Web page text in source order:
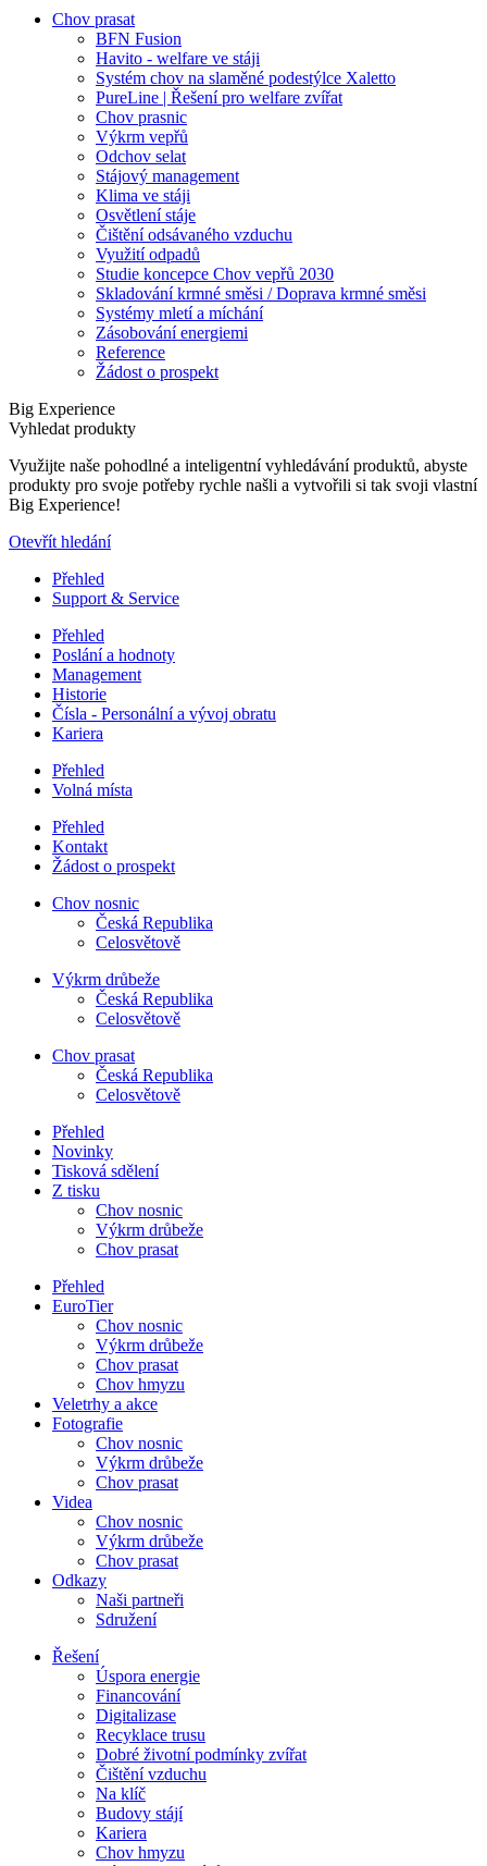
Chov prasat
BFN Fusion
Havito - welfare ve stáji
Systém chov na slaměné podestýlce Xaletto
PureLine | Řešení pro welfare zvířat
Chov prasnic
Výkrm vepřů
Odchov selat
Stájový management
Klima ve stáji
Osvětlení stáje
Čištění odsávaného vzduchu
Využití odpadů
Studie koncepce Chov vepřů 2030
Skladování krmné směsi / Doprava krmné směsi
Systémy mletí a míchání
Zásobování energiemi
Reference
Žádost o prospekt
Big Experience
Vyhledat produkty
Využijte naše pohodlné a inteligentní vyhledávání produktů, abyste
produkty pro svoje potřeby rychle našli a vytvořili si tak svoji vlastní
Big Experience!
Otevřít hledání
Přehled
Support & Service
Přehled
Poslání a hodnoty
Management
Historie
Čísla - Personální a vývoj obratu
Kariera
Přehled
Volná místa
Přehled
Kontakt
Žádost o prospekt
Chov nosnic
Česká Republika
Celosvětově
Výkrm drůbeže
Česká Republika
Celosvětově
Chov prasat
Česká Republika
Celosvětově
Přehled
Novinky
Tisková sdělení
Z tisku
Chov nosnic
Výkrm drůbeže
Chov prasat
Přehled
EuroTier
Chov nosnic
Výkrm drůbeže
Chov prasat
Chov hmyzu
Veletrhy a akce
Fotografie
Chov nosnic
Výkrm drůbeže
Chov prasat
Videa
Chov nosnic
Výkrm drůbeže
Chov prasat
Odkazy
Naši partneři
Sdružení
Řešení
Úspora energie
Financování
Digitalizase
Recyklace trusu
Dobré životní podmínky zvířat
Čištění vzduchu
Na klíč
Budovy stájí
Kariera
Chov hmyzu